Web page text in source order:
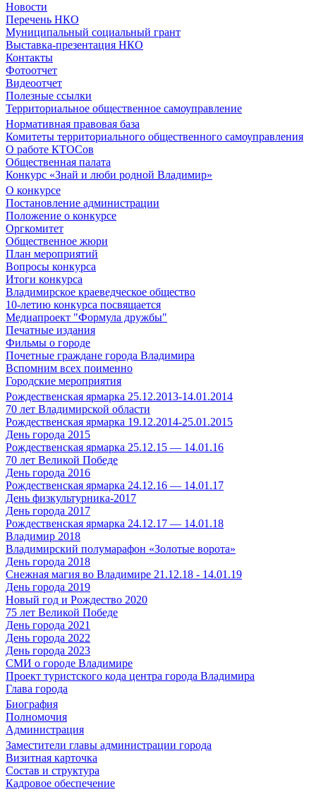
Новости
Перечень НКО
Муниципальный социальный грант
Выставка-презентация НКО
Контакты
Фотоотчет
Видеоотчет
Полезные ссылки
Территориальное общественное самоуправление
Нормативная правовая база
Комитеты территориального общественного самоуправления
О работе КТОСов
Общественная палата
Конкурс «Знай и люби родной Владимир»
О конкурсе
Постановление администрации
Положение о конкурсе
Оргкомитет
Общественное жюри
План мероприятий
Вопросы конкурса
Итоги конкурса
Владимирское краеведческое общество
10-летию конкурса посвящается
Медиапроект "Формула дружбы"
Печатные издания
Фильмы о городе
Почетные граждане города Владимира
Вспомним всех поименно
Городские мероприятия
Рождественская ярмарка 25.12.2013-14.01.2014
70 лет Владимирской области
Рождественская ярмарка 19.12.2014-25.01.2015
День города 2015
Рождественская ярмарка 25.12.15 — 14.01.16
70 лет Великой Победе
День города 2016
Рождественская ярмарка 24.12.16 — 14.01.17
День физкультурника-2017
День города 2017
Рождественская ярмарка 24.12.17 — 14.01.18
Владимир 2018
Владимирский полумарафон «Золотые ворота»
День города 2018
Снежная магия во Владимире 21.12.18 - 14.01.19
День города 2019
Новый год и Рождество 2020
75 лет Великой Победе
День города 2021
День города 2022
День города 2023
СМИ о городе Владимире
Проект туристского кода центра города Владимира
Глава города
Биография
Полномочия
Администрация
Заместители главы администрации города
Визитная карточка
Состав и структура
Кадровое обеспечение